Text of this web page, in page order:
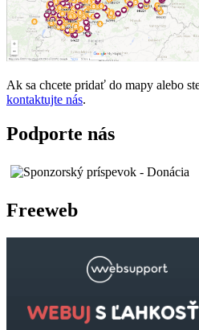
Ak sa chcete pridať do mapy alebo
kontaktujte nás.
Podporte nás
Freeweb